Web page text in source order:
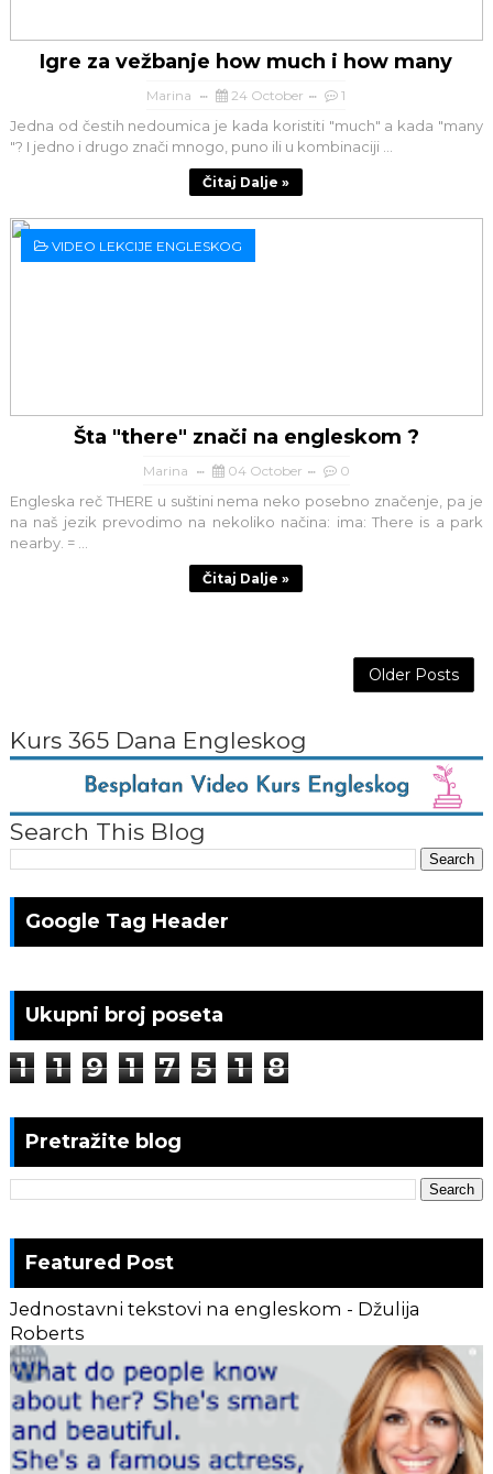
Igre za vežbanje how much i how many
Marina 24 October 1
Jedna od čestih nedoumica je kada koristiti "much" a kada "many
"? I jedno i drugo znači mnogo, puno ili u kombinaciji ...
Čitaj Dalje »
VIDEO LEKCIJE ENGLESKOG
Šta "there" znači na engleskom ?
Marina 04 October 0
Engleska reč THERE u suštini nema neko posebno značenje, pa je
na naš jezik prevodimo na nekoliko načina: ima: There is a park
nearby. = ...
Čitaj Dalje »
Older Posts
Kurs 365 Dana Engleskog
Search This Blog
Google Tag Header
Ukupni broj poseta
1 1 9 1 7 5 1 8
Pretražite blog
Featured Post
Jednostavni tekstovi na engleskom - Džulija
Roberts